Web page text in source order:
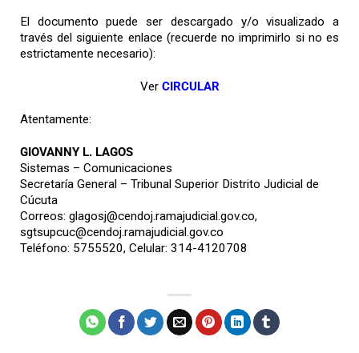
El documento puede ser descargado y/o visualizado a
través del siguiente enlace (recuerde no imprimirlo si no es
estrictamente necesario):
Ver CIRCULAR
Atentamente:
GIOVANNY L. LAGOS
Sistemas – Comunicaciones
Secretaría General – Tribunal Superior Distrito Judicial de
Cúcuta
Correos: glagosj@cendoj.ramajudicial.gov.co,
sgtsupcuc@cendoj.ramajudicial.gov.co
Teléfono: 5755520, Celular: 314-4120708